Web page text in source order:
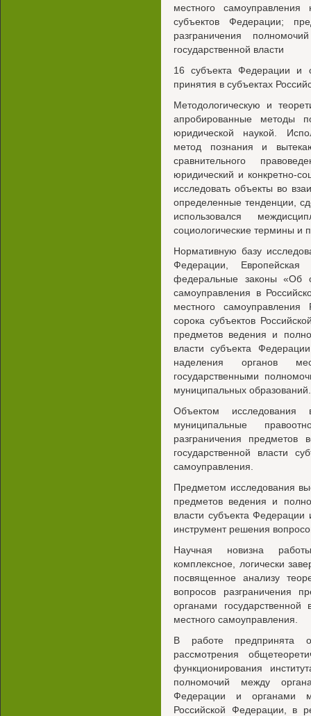
местного
субъектов Федерации;
разграничения
государственной власти
16 субъекта Федерации и
принятия в субъектах
Методологическую и
апробированные методы
юридической наукой.
метод познания и
сравнительного
юридический и конкретно-
исследовать объекты во
определенные тенденции,
использовался
социологические термины и
Нормативную базу
Федерации,
федеральные законы «Об
самоуправления в
местного
сорока субъектов
предметов ведения и
власти субъекта
наделения органов
государственными
муниципальных образований.
Объектом исследования
муниципальные
разграничения
государственной власти
самоуправления.
Предметом исследования
предметов ведения и
власти субъекта Федерации
инструмент решения
Научная новизна
комплексное, логически
посвященное анализу
вопросов разграничения
органами
местного самоуправления.
В работе предпринята
рассмотрения
функционирования
полномочий между
Федерации и органами
Российской Федерации, в